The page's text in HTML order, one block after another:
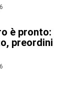
è pronto:
preordini